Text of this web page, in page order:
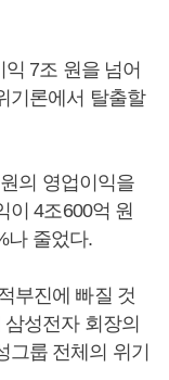
7조 원을 넘어
기론에서 탈출할
의 영업이익을
이 4조600억 원
나 줄었다.
부진에 빠질 것
성전자 회장의
룹 전체의 위기